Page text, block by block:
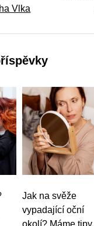
Vlka
Jak na svěže
vypadající oční
okolí? Máme tipy,